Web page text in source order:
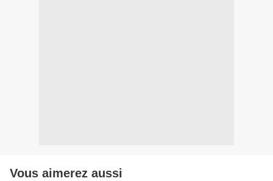
Vous aimerez aussi